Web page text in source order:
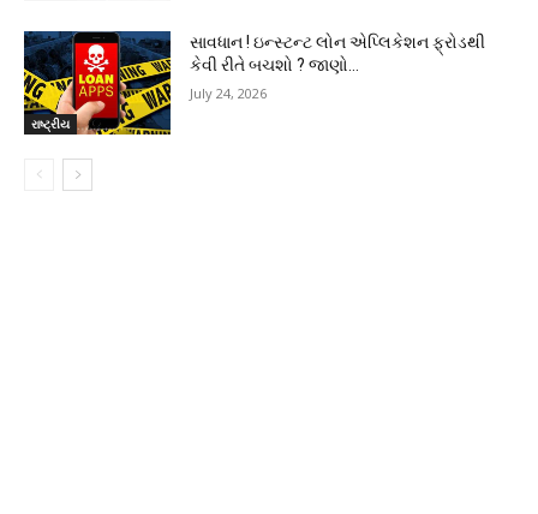
રાષ્ટ્રીય
સાવધાન ! ઇન્સ્ટન્ટ લોન એપ્લિકેશન ફ્રોડથી
કેવી રીતે બચશો ? જાણો…
July 24, 2026